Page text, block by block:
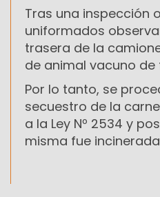
Tras una inspección
uniformados
trasera de la
de animal vacuno
Por lo tanto, se
secuestro de la
a la Ley Nº 2534 y
misma fue